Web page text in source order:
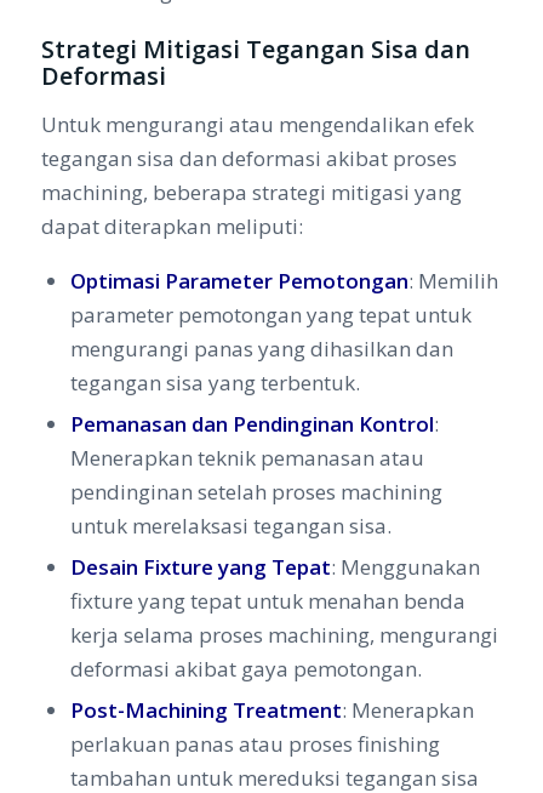
Strategi Mitigasi Tegangan Sisa dan
Deformasi
Untuk mengurangi atau mengendalikan efek
tegangan sisa dan deformasi akibat proses
machining, beberapa strategi mitigasi yang
dapat diterapkan meliputi:
Optimasi Parameter Pemotongan: Memilih
parameter pemotongan yang tepat untuk
mengurangi panas yang dihasilkan dan
tegangan sisa yang terbentuk.
Pemanasan dan Pendinginan Kontrol:
Menerapkan teknik pemanasan atau
pendinginan setelah proses machining
untuk merelaksasi tegangan sisa.
Desain Fixture yang Tepat: Menggunakan
fixture yang tepat untuk menahan benda
kerja selama proses machining, mengurangi
deformasi akibat gaya pemotongan.
Post-Machining Treatment: Menerapkan
perlakuan panas atau proses finishing
tambahan untuk mereduksi tegangan sisa